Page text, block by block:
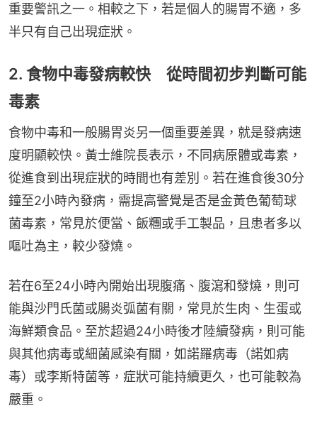
重要警訊之一。相較之下，若是個人的腸胃不適，多
半只有自己出現症狀。
2. 食物中毒發病較快 從時間初步判斷可能
毒素
食物中毒和一般腸胃炎另一個重要差異，就是發病速
度明顯較快。黃士維院長表示，不同病原體或毒素，
從進食到出現症狀的時間也有差別。若在進食後30分
鐘至2小時內發病，需提高警覺是否是金黃色葡萄球
菌毒素，常見於便當、飯糰或手工製品，且患者多以
嘔吐為主，較少發燒。
若在6至24小時內開始出現腹痛、腹瀉和發燒，則可
能與沙門氏菌或腸炎弧菌有關，常見於生肉、生蛋或
海鮮類食品。至於超過24小時後才陸續發病，則可能
與其他病毒或細菌感染有關，如諾羅病毒（諾如病
毒）或李斯特菌等，症狀可能持續更久，也可能較為
嚴重。